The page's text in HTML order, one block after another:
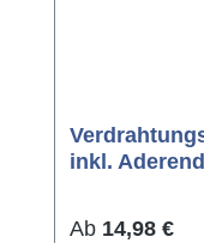
inkl.
Regulärer
Ab 14,98 €